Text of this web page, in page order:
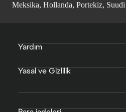
Meksika, Hollanda, Portekiz,
Yardım
Yasal ve Gizlilik